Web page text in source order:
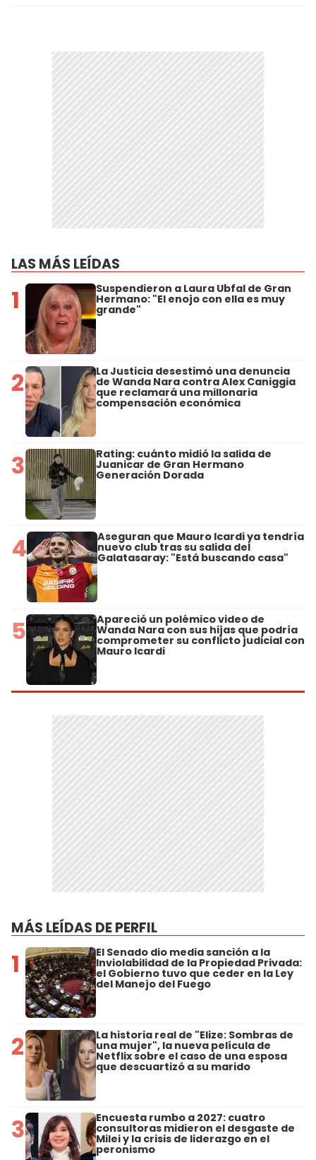
LAS MÁS LEÍDAS
1 Suspendieron a Laura Ubfal de Gran
Hermano: "El enojo con ella es muy
grande"
2 La Justicia desestimó una denuncia
de Wanda Nara contra Alex Caniggia
que reclamará una millonaria
compensación económica
3 Rating: cuánto midió la salida de
Juanicar de Gran Hermano
Generación Dorada
4 Aseguran que Mauro Icardi ya tendría
nuevo club tras su salida del
Galatasaray: "Está buscando casa"
5 Apareció un polémico video de
Wanda Nara con sus hijas que podría
comprometer su conflicto judicial con
Mauro Icardi
MÁS LEÍDAS DE PERFIL
1 El Senado dio media sanción a la
Inviolabilidad de la Propiedad Privada:
el Gobierno tuvo que ceder en la Ley
del Manejo del Fuego
2 La historia real de "Elize: Sombras de
una mujer", la nueva película de
Netflix sobre el caso de una esposa
que descuartizó a su marido
3 Encuesta rumbo a 2027: cuatro
consultoras midieron el desgaste de
Milei y la crisis de liderazgo en el
peronismo